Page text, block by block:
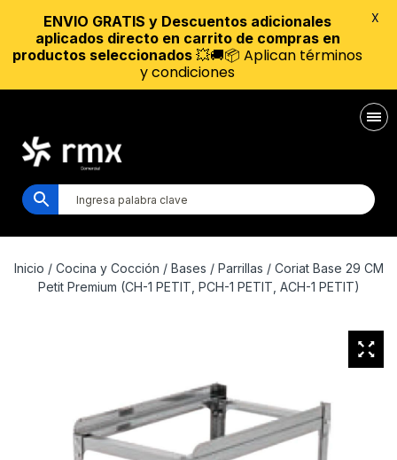
Inicio / Cocina y Cocción / Bases / Parrillas / Coriat Base 29 CM
Petit Premium (CH-1 PETIT, PCH-1 PETIT, ACH-1 PETIT)
ENVIO GRATIS y Descuentos adicionales
aplicados directo en carrito de compras en
productos seleccionados 💥🚚📦 Aplican términos
y condiciones
X